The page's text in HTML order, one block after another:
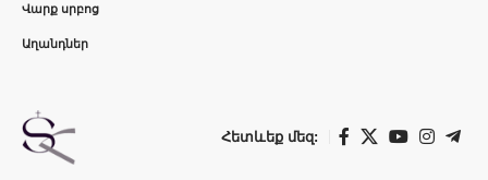
Վարք սրբոց
Աղանդներ
Հետևեք մեզ: